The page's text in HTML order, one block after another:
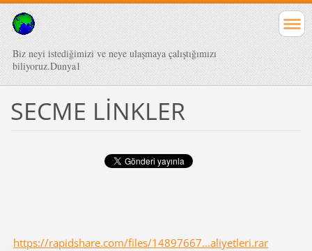
Biz neyi istediğimizi ve neye ulaşmaya çalıştığımızı
biliyoruz.Dunya1
SECME LİNKLER
https://rapidshare.com/files/14897667...aliyetleri.rar